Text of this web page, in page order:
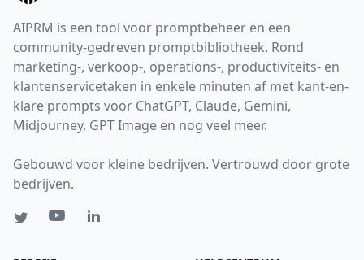
AIPRM is een tool voor promptbeheer en een
community-gedreven promptbibliotheek. Rond
marketing-, verkoop-, operations-, productiviteits- en
klantenservicetaken in enkele minuten af met kant-en-
klare prompts voor ChatGPT, Claude, Gemini,
Midjourney, GPT Image en nog veel meer.
Gebouwd voor kleine bedrijven. Vertrouwd door grote
bedrijven.